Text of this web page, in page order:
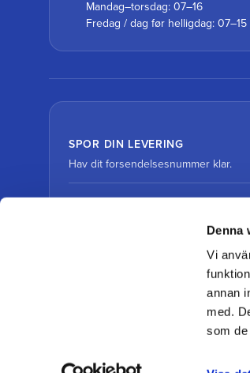
Denna
Vi
annan
med.
som
Mandag–torsdag: 07–16
Fredag / dag før helligdag: 07–15
SPOR DIN LEVERING
Hav dit forsendelsesnummer klar.
Spor pakke med DSV